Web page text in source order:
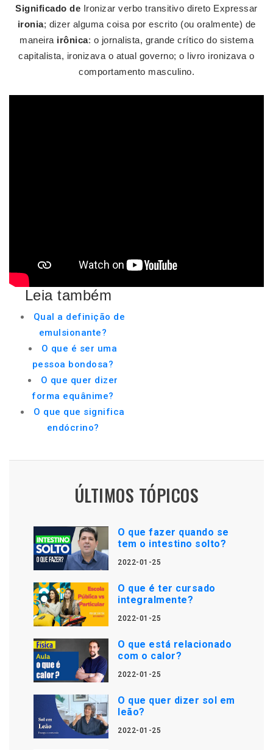
Significado de Ironizar verbo transitivo direto Expressar
ironia; dizer alguma coisa por escrito (ou oralmente) de
maneira irônica: o jornalista, grande crítico do sistema
capitalista, ironizava o atual governo; o livro ironizava o
comportamento masculino.
Leia também
Qual a definição de
emulsionante?
O que é ser uma
pessoa bondosa?
O que quer dizer
forma equânime?
O que que significa
endócrino?
ÚLTIMOS TÓPICOS
O que fazer quando se
tem o intestino solto?
2022-01-25
O que é ter cursado
integralmente?
2022-01-25
O que está relacionado
com o calor?
2022-01-25
O que quer dizer sol em
leão?
2022-01-25